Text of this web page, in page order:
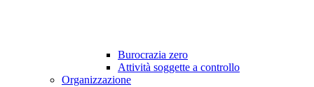
Burocrazia zero
Attività soggette a controllo
Organizzazione